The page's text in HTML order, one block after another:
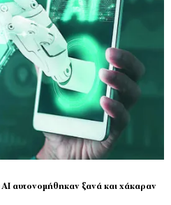
ΑΙ αυτονομήθηκαν ξανά και χάκαραν